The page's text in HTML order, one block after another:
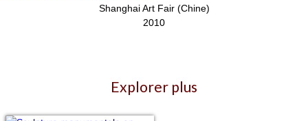
Shanghai Art Fair (Chine)
2010
Explorer plus